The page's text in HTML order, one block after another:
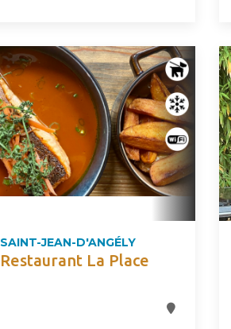
SAINT-JEAN-D'ANGÉLY
Restaurant La Place